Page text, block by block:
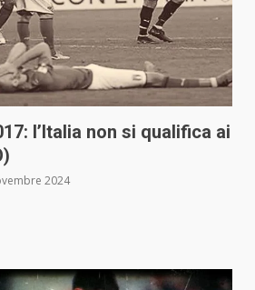
l’Italia non si qualifica ai
2024